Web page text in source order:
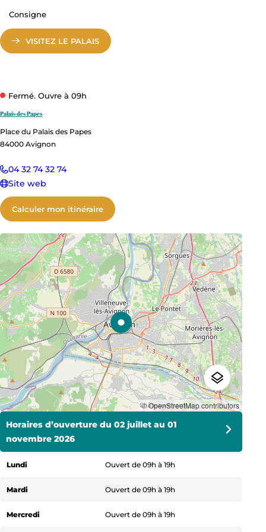
Consigne
VISITEZ LE PALAIS
© OpenStreetMap contributors
Fermé. Ouvre à 09h
Palais des Papes
Place du Palais des Papes
84000 Avignon
04 32 74 32 74
Site web
Calculer mon itinéraire
Horaires d’ouverture du 02 juillet au 01
novembre 2026
Lundi Ouvert de 09h à 19h
Mardi Ouvert de 09h à 19h
Mercredi Ouvert de 09h à 19h
Horaires d’ouverture du 02 novembre au 18
décembre 2026
Lundi Ouvert de 10h à 17h
Mardi Ouvert de 10h à 17h
Mercredi Ouvert de 10h à 17h
Horaires d’ouverture du 19 décembre au 31
décembre 2026
Lundi Ouvert de 10h à 18h
Mardi Ouvert de 10h à 18h
Mercredi Ouvert de 10h à 18h